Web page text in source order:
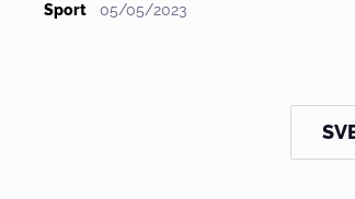
Sport 05/05/2023